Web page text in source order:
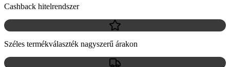
Cashback hitelrendszer
Széles termékválaszték nagyszerű árakon